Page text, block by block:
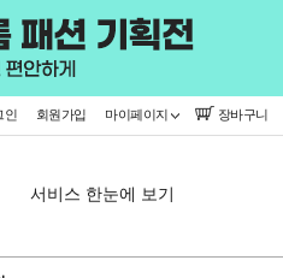
인 회원가입 마이페이지 장바구니
서비스 한눈에 보기